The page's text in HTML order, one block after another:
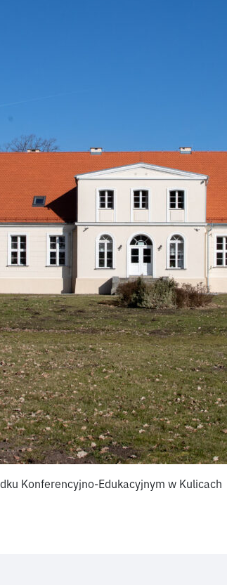
Konferencyjno-Edukacyjnym w Kulicach